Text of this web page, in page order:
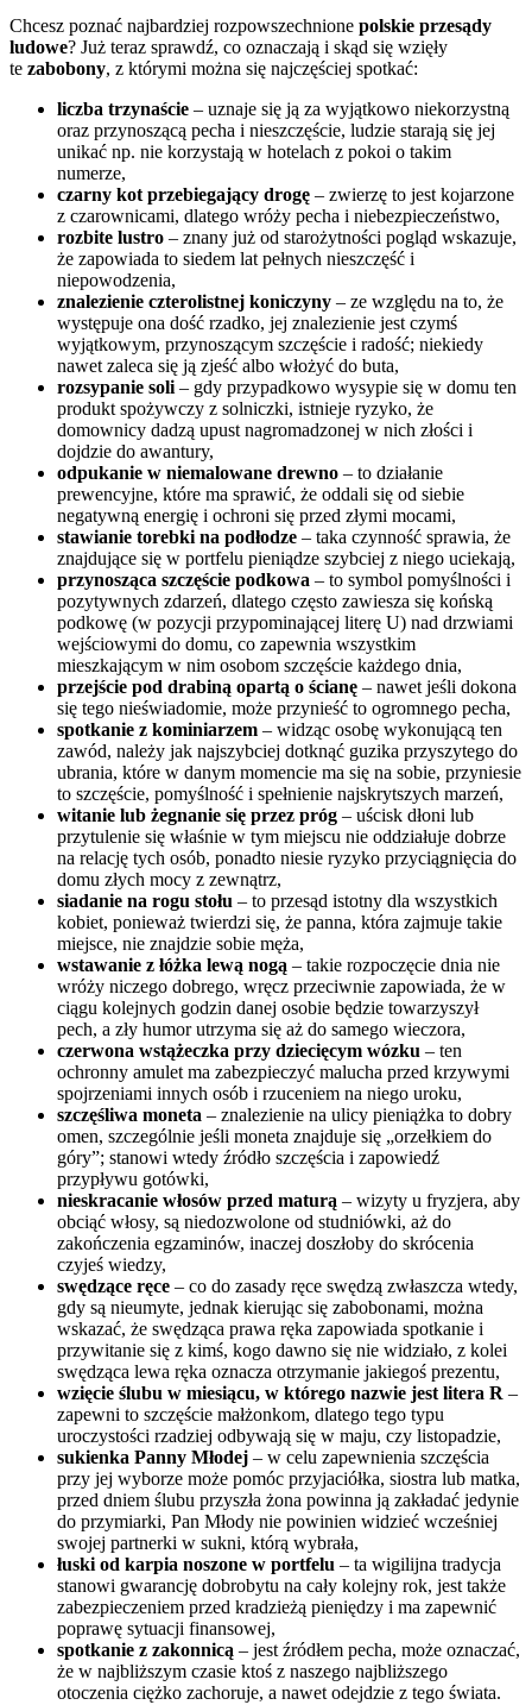
Chcesz poznać najbardziej rozpowszechnione polskie przesądy
ludowe? Już teraz sprawdź, co oznaczają i skąd się wzięły
te zabobony, z którymi można się najczęściej spotkać:
liczba trzynaście – uznaje się ją za wyjątkowo niekorzystną
oraz przynoszącą pecha i nieszczęście, ludzie starają się jej
unikać np. nie korzystają w hotelach z pokoi o takim
numerze,
czarny kot przebiegający drogę – zwierzę to jest kojarzone
z czarownicami, dlatego wróży pecha i niebezpieczeństwo,
rozbite lustro – znany już od starożytności pogląd wskazuje,
że zapowiada to siedem lat pełnych nieszczęść i
niepowodzenia,
znalezienie czterolistnej koniczyny – ze względu na to, że
występuje ona dość rzadko, jej znalezienie jest czymś
wyjątkowym, przynoszącym szczęście i radość; niekiedy
nawet zaleca się ją zjeść albo włożyć do buta,
rozsypanie soli – gdy przypadkowo wysypie się w domu ten
produkt spożywczy z solniczki, istnieje ryzyko, że
domownicy dadzą upust nagromadzonej w nich złości i
dojdzie do awantury,
odpukanie w niemalowane drewno – to działanie
prewencyjne, które ma sprawić, że oddali się od siebie
negatywną energię i ochroni się przed złymi mocami,
stawianie torebki na podłodze – taka czynność sprawia, że
znajdujące się w portfelu pieniądze szybciej z niego uciekają,
przynosząca szczęście podkowa – to symbol pomyślności i
pozytywnych zdarzeń, dlatego często zawiesza się końską
podkowę (w pozycji przypominającej literę U) nad drzwiami
wejściowymi do domu, co zapewnia wszystkim
mieszkającym w nim osobom szczęście każdego dnia,
przejście pod drabiną opartą o ścianę – nawet jeśli dokona
się tego nieświadomie, może przynieść to ogromnego pecha,
spotkanie z kominiarzem – widząc osobę wykonującą ten
zawód, należy jak najszybciej dotknąć guzika przyszytego do
ubrania, które w danym momencie ma się na sobie, przyniesie
to szczęście, pomyślność i spełnienie najskrytszych marzeń,
witanie lub żegnanie się przez próg – uścisk dłoni lub
przytulenie się właśnie w tym miejscu nie oddziałuje dobrze
na relację tych osób, ponadto niesie ryzyko przyciągnięcia do
domu złych mocy z zewnątrz,
siadanie na rogu stołu – to przesąd istotny dla wszystkich
kobiet, ponieważ twierdzi się, że panna, która zajmuje takie
miejsce, nie znajdzie sobie męża,
wstawanie z łóżka lewą nogą – takie rozpoczęcie dnia nie
wróży niczego dobrego, wręcz przeciwnie zapowiada, że w
ciągu kolejnych godzin danej osobie będzie towarzyszył
pech, a zły humor utrzyma się aż do samego wieczora,
czerwona wstążeczka przy dziecięcym wózku – ten
ochronny amulet ma zabezpieczyć malucha przed krzywymi
spojrzeniami innych osób i rzuceniem na niego uroku,
szczęśliwa moneta – znalezienie na ulicy pieniążka to dobry
omen, szczególnie jeśli moneta znajduje się „orzełkiem do
góry”; stanowi wtedy źródło szczęścia i zapowiedź
przypływu gotówki,
nieskracanie włosów przed maturą – wizyty u fryzjera, aby
obciąć włosy, są niedozwolone od studniówki, aż do
zakończenia egzaminów, inaczej doszłoby do skrócenia
czyjeś wiedzy,
swędzące ręce – co do zasady ręce swędzą zwłaszcza wtedy,
gdy są nieumyte, jednak kierując się zabobonami, można
wskazać, że swędząca prawa ręka zapowiada spotkanie i
przywitanie się z kimś, kogo dawno się nie widziało, z kolei
swędząca lewa ręka oznacza otrzymanie jakiegoś prezentu,
wzięcie ślubu w miesiącu, w którego nazwie jest litera R –
zapewni to szczęście małżonkom, dlatego tego typu
uroczystości rzadziej odbywają się w maju, czy listopadzie,
sukienka Panny Młodej – w celu zapewnienia szczęścia
przy jej wyborze może pomóc przyjaciółka, siostra lub matka,
przed dniem ślubu przyszła żona powinna ją zakładać jedynie
do przymiarki, Pan Młody nie powinien widzieć wcześniej
swojej partnerki w sukni, którą wybrała,
łuski od karpia noszone w portfelu – ta wigilijna tradycja
stanowi gwarancję dobrobytu na cały kolejny rok, jest także
zabezpieczeniem przed kradzieżą pieniędzy i ma zapewnić
poprawę sytuacji finansowej,
spotkanie z zakonnicą – jest źródłem pecha, może oznaczać,
że w najbliższym czasie ktoś z naszego najbliższego
otoczenia ciężko zachoruje, a nawet odejdzie z tego świata.